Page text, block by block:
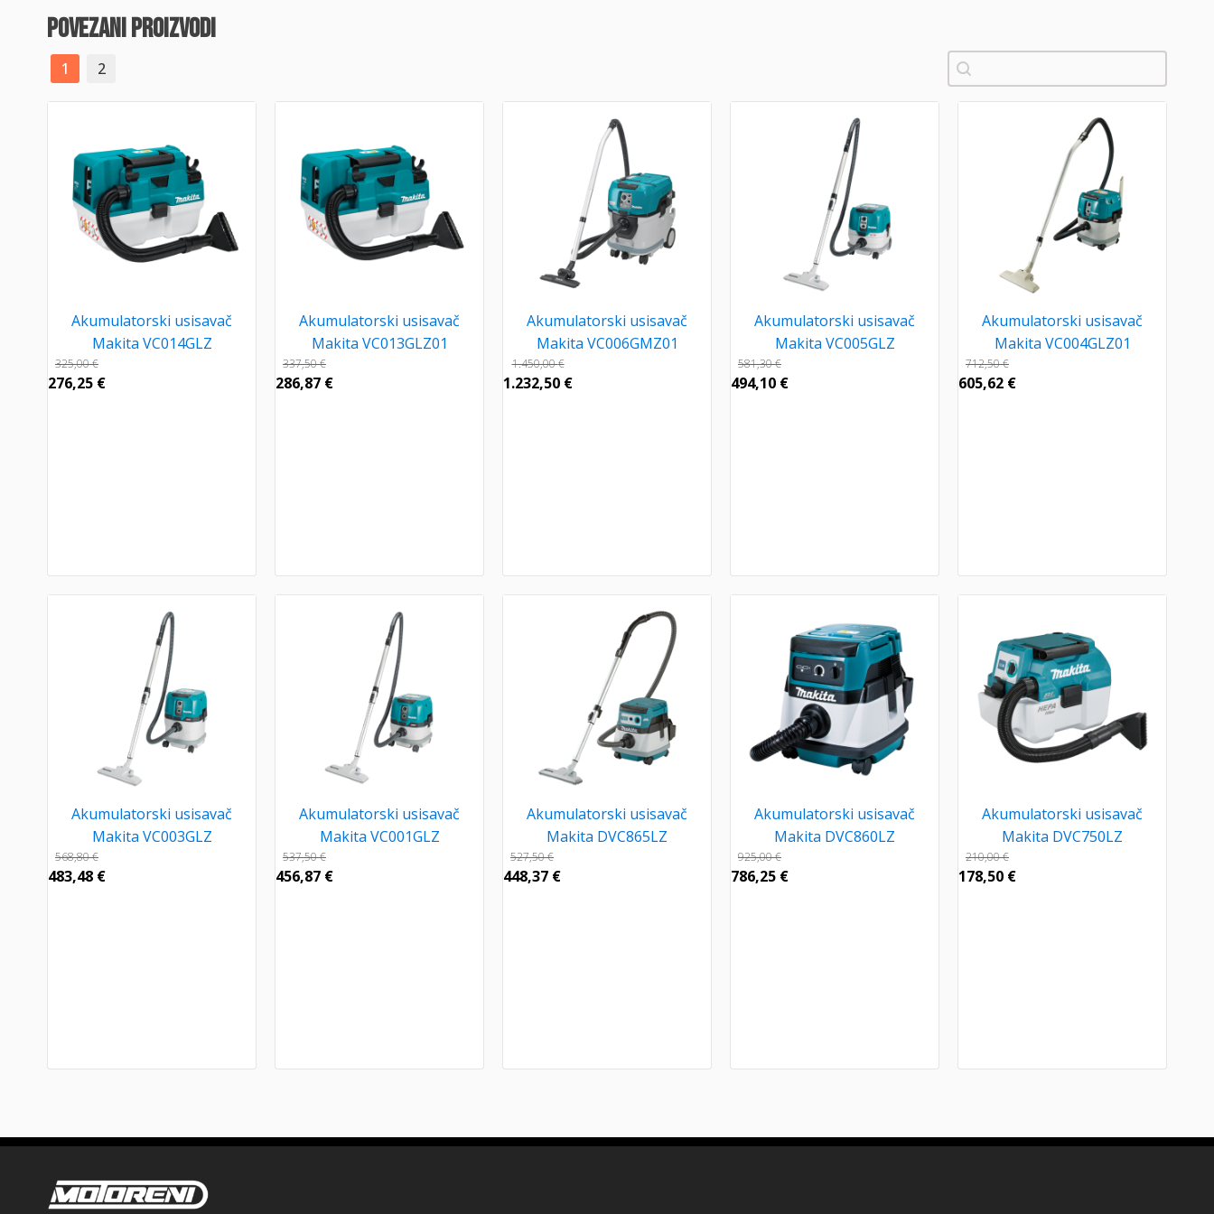
povezani proizvodi
1 2 Pretraži
Akumulatorski usisavač
Makita VC014GLZ
325,00€
276,25 €
Akumulatorski usisavač
Makita VC013GLZ01
337,50€
286,87 €
Akumulatorski usisavač
Makita VC006GMZ01
1.450,00€
1.232,50 €
Akumulatorski usisavač
Makita VC005GLZ
581,30€
494,10 €
Akumulatorski usisavač
Makita VC004GLZ01
712,50€
605,62 €
Akumulatorski usisavač
Makita VC003GLZ
568,80€
483,48 €
Akumulatorski usisavač
Makita VC001GLZ
537,50€
456,87 €
Akumulatorski usisavač
Makita DVC865LZ
527,50€
448,37 €
Akumulatorski usisavač
Makita DVC860LZ
925,00€
786,25 €
Akumulatorski usisavač
Makita DVC750LZ
210,00€
178,50 €